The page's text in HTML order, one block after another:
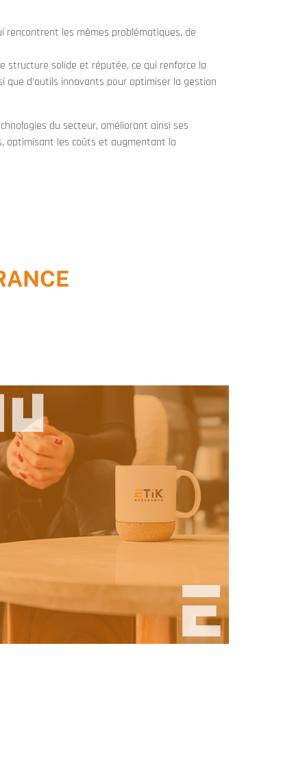
rencontrent les mêmes problématiques, de
structure solide et réputée, ce qui renforce la
que d’outils innovants pour optimiser la gestion
du secteur, améliorant ainsi ses
optimisant les coûts et augmentant la